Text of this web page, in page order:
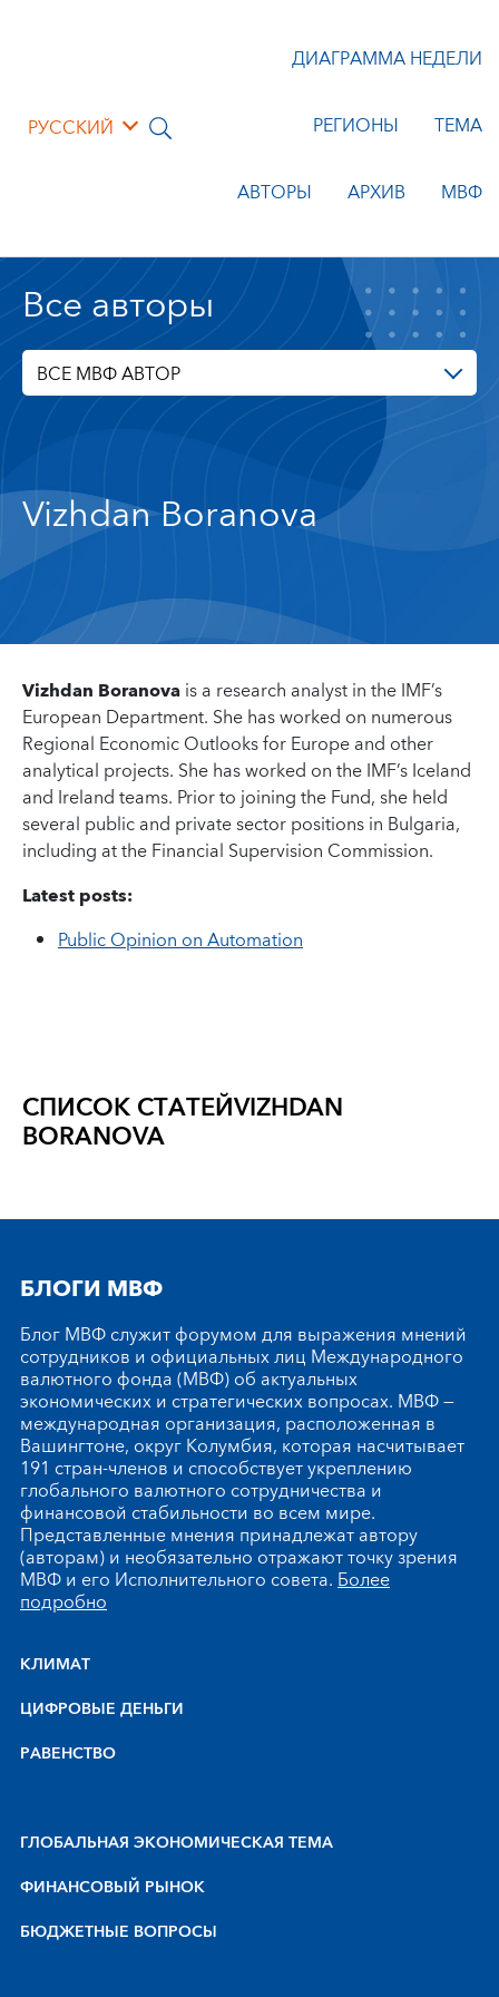
РУССКИЙ
ДИАГРАММА НЕДЕЛИ
РЕГИОНЫ ТЕМА
АВТОРЫ АРХИВ МВФ
Все авторы
ВСЕ МВФ АВТОР
Vizhdan Boranova
Vizhdan Boranovais a research analyst in the IMF’s
European Department. She has worked on numerous
Regional Economic Outlooks for Europe and other
analytical projects. She has worked on the IMF’s Iceland
and Ireland teams. Prior to joining the Fund, she held
several public and private sector positions in Bulgaria,
including at the Financial Supervision Commission.
Latest posts:
Public Opinion on Automation
СПИСОК СТАТЕЙVIZHDAN
BORANOVA
БЛОГИ МВФ
Блог МВФ служит форумом для выражения мнений
сотрудников и официальных лиц Международного
валютного фонда (МВФ) об актуальных
экономических и стратегических вопросах. МВФ —
международная организация, расположенная в
Вашингтоне, округ Колумбия, которая насчитывает
191 стран-членов и способствует укреплению
глобального валютного сотрудничества и
финансовой стабильности во всем мире.
Представленные мнения принадлежат автору
(авторам) и необязательно отражают точку зрения
МВФ и его Исполнительного совета.Более
подробно
КЛИМАТ
ЦИФРОВЫЕ ДЕНЬГИ
РАВЕНСТВО
ГЛОБАЛЬНАЯ ЭКОНОМИЧЕСКАЯ ТЕМА
ФИНАНСОВЫЙ РЫНОК
БЮДЖЕТНЫЕ ВОПРОСЫ